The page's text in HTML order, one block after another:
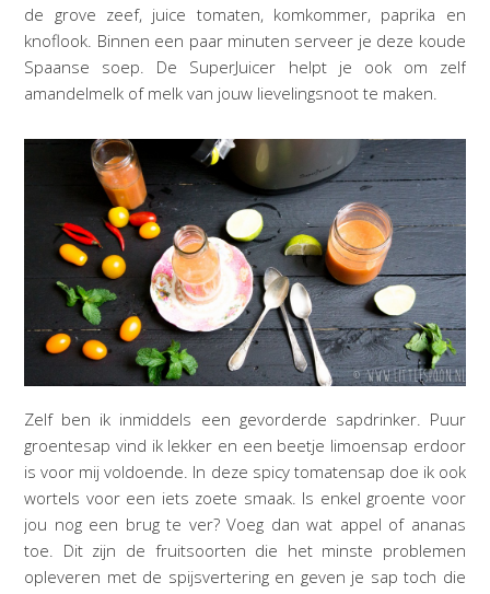
de grove zeef, juice tomaten, komkommer, paprika en
knoflook. Binnen een paar minuten serveer je deze koude
Spaanse soep. De SuperJuicer helpt je ook om zelf
amandelmelk of melk van jouw lievelingsnoot te maken.
Zelf ben ik inmiddels een gevorderde sapdrinker. Puur
groentesap vind ik lekker en een beetje limoensap erdoor
is voor mij voldoende. In deze spicy tomatensap doe ik ook
wortels voor een iets zoete smaak. Is enkel groente voor
jou nog een brug te ver? Voeg dan wat appel of ananas
toe. Dit zijn de fruitsoorten die het minste problemen
opleveren met de spijsvertering en geven je sap toch die